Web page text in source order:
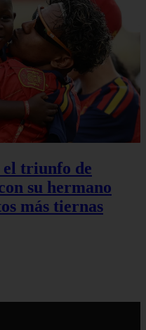
el triunfo de
su hermano
más tiernas